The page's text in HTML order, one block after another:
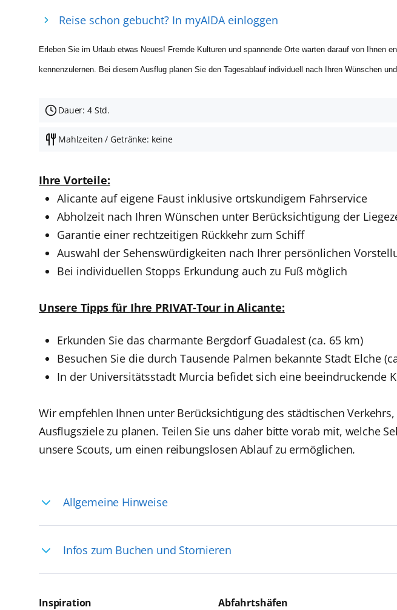
Reise schon gebucht? In myAIDA einloggen
Erleben Sie im Urlaub etwas Neues! Fremde Kulturen und spannende Orte warten darauf von
kennenzulernen. Bei diesem Ausflug planen Sie den Tagesablauf individuell nach Ihren Wünschen und
Dauer: 4 Std.
Mahlzeiten / Getränke: keine
Ihre Vorteile:
Alicante auf eigene Faust inklusive ortskundigem Fahrservice
Abholzeit nach Ihren Wünschen unter Berücksichtigung der
Garantie einer rechtzeitigen Rückkehr zum Schiff
Auswahl der Sehenswürdigkeiten nach Ihrer persönlichen
Bei individuellen Stopps Erkundung auch zu Fuß möglich
Unsere Tipps für Ihre PRIVAT-Tour in Alicante:
Erkunden Sie das charmante Bergdorf Guadalest (ca. 65 km)
Besuchen Sie die durch Tausende Palmen bekannte Stadt Elche
In der Universitätsstadt Murcia befidet sich eine beeindruckende
Wir empfehlen Ihnen unter Berücksichtigung des städtischen
Ausflugsziele zu planen. Teilen Sie uns daher bitte vorab mit, welche
unsere Scouts, um einen reibungslosen Ablauf zu ermöglichen.
Allgemeine Hinweise
selten, sodass dort englischsprachige Expert:innen die Ausflüge
das Reiseerlebnis
Infos zum Buchen und Stornieren
Reservierungsanfrage über aida.de/myaida stellen oder direkt an
Inspiration Abfahrtshäfen